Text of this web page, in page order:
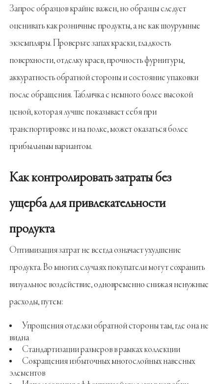
Запрос образцов крайне важен, но образцы следует
оценивать как розничные продукты, а не как шоурумные
экземпляры. Проверьте запах краски, гладкость
поверхности, отделку краев, прочность фурнитуры,
аккуратность обратной стороны и состояние упаковки
после обращения. Табличка с немного более высокой
ценой, которая лучше показывает себя при
транспортировке и на полке, может оказаться более
прибыльным вариантом.
Как контролировать затраты без
ущерба для привлекательности
продукта
Оптимизация затрат не всегда означает ухудшение
продукта. Во многих случаях покупатели могут сохранить
визуальное воздействие, одновременно снижая ненужные
расходы, путем:
Упрощения отделки обратной стороны там, где она не
видна
Стандартизации размеров в рамках коллекции
Сокращения избыточных многослойных навесных
элементов